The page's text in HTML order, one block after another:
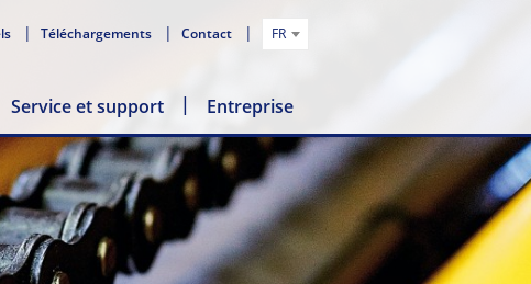
Téléchargements Contact FR
Service et support Entreprise